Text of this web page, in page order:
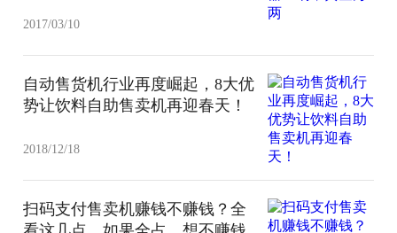
2017/03/10
自动售货机行业再度崛起，8大优
势让饮料自助售卖机再迎春天！
2018/12/18
扫码支付售卖机赚钱不赚钱？全